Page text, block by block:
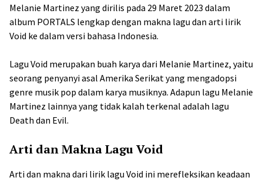
Melanie Martinez yang dirilis pada 29 Maret 2023 dalam
album PORTALS lengkap dengan makna lagu dan arti lirik
Void ke dalam versi bahasa Indonesia.
Lagu Void merupakan buah karya dari Melanie Martinez, yaitu
seorang penyanyi asal Amerika Serikat yang mengadopsi
genre musik pop dalam karya musiknya. Adapun lagu Melanie
Martinez lainnya yang tidak kalah terkenal adalah lagu
Death dan Evil.
Arti dan Makna Lagu Void
Arti dan makna dari lirik lagu Void ini merefleksikan keadaan